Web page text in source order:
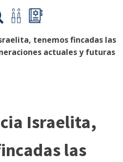
tenemos fincadas las
actuales y futuras
Israelita,
las